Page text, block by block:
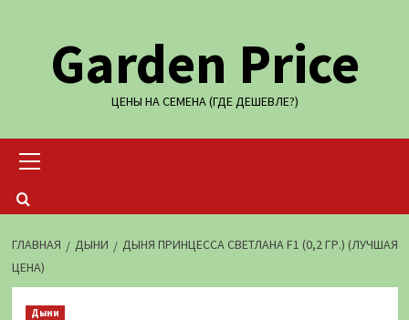
содержимомуGarden Price
ЦЕНЫ НА СЕМЕНА (ГДЕ ДЕШЕВЛЕ?)
меню
ГЛАВНАЯ ДЫНИ
ДЫНЯ ПРИНЦЕССА СВЕТЛАНА F1 (0,2 ГР.) (ЛУЧШАЯ
ЦЕНА)
Дыни